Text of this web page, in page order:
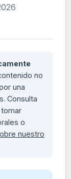
no
una
Consulta
o
nuestro